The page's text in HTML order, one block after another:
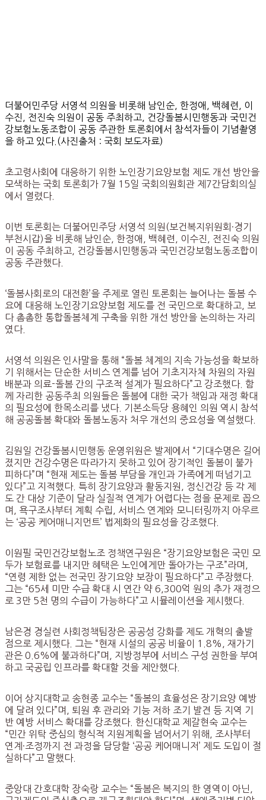
더불어민주당 서영석 의원을 비롯해 남인순, 한정애, 백혜련, 이
수진, 전진숙 의원이 공동 주최하고, 건강돌봄시민행동과 국민건
강보험노동조합이 공동 주관한 토론회에서 참석자들이 기념촬영
을 하고 있다.(사진출처 : 국회 보도자료)
초고령사회에 대응하기 위한 노인장기요양보험 제도 개선 방안을
모색하는 국회 토론회가 7월 15일 국회의원회관 제7간담회의실
에서 열렸다.
이번 토론회는 더불어민주당 서영석 의원(보건복지위원회·경기
부천시갑)을 비롯해 남인순, 한정애, 백혜련, 이수진, 전진숙 의원
이 공동 주최하고, 건강돌봄시민행동과 국민건강보험노동조합이
공동 주관했다.
‘돌봄사회로의 대전환’을 주제로 열린 토론회는 늘어나는 돌봄 수
요에 대응해 노인장기요양보험 제도를 전 국민으로 확대하고, 보
다 촘촘한 통합돌봄체계 구축을 위한 개선 방안을 논의하는 자리
였다.
서영석 의원은 인사말을 통해 “돌봄 체계의 지속 가능성을 확보하
기 위해서는 단순한 서비스 연계를 넘어 기초지자체 차원의 자원
배분과 의료-돌봄 간의 구조적 설계가 필요하다”고 강조했다. 함
께 자리한 공동주최 의원들은 돌봄에 대한 국가 책임과 재정 확대
의 필요성에 한목소리를 냈다. 기본소득당 용혜인 의원 역시 참석
해 공공돌봄 확대와 돌봄노동자 처우 개선의 중요성을 역설했다.
김원일 건강돌봄시민행동 운영위원은 발제에서 “기대수명은 길어
졌지만 건강수명은 따라가지 못하고 있어 장기적인 돌봄이 불가
피하다”며 “현재 제도는 돌봄 부담을 개인과 가족에게 떠넘기고
있다”고 지적했다. 특히 장기요양과 활동지원, 정신건강 등 각 제
도 간 대상 기준이 달라 실질적 연계가 어렵다는 점을 문제로 꼽으
며, 욕구조사부터 계획 수립, 서비스 연계와 모니터링까지 아우르
는 ‘공공 케어매니지먼트’ 법제화의 필요성을 강조했다.
이원필 국민건강보험노조 정책연구원은 “장기요양보험은 국민 모
두가 보험료를 내지만 혜택은 노인에게만 돌아가는 구조”라며,
“연령 제한 없는 전국민 장기요양 보장이 필요하다”고 주장했다.
그는 “65세 미만 수급 확대 시 연간 약 6,300억 원의 추가 재정으
로 3만 5천 명의 수급이 가능하다”고 시뮬레이션을 제시했다.
남은경 경실련 사회정책팀장은 공공성 강화를 제도 개혁의 출발
점으로 제시했다. 그는 “현재 시설의 공공 비율이 1.8%, 재가기
관은 0.6%에 불과하다”며, 지방정부에 서비스 구성 권한을 부여
하고 국공립 인프라를 확대할 것을 제안했다.
이어 상지대학교 송현종 교수는 “돌봄의 효율성은 장기요양 예방
에 달려 있다”며, 퇴원 후 관리와 기능 저하 조기 발견 등 지역 기
반 예방 서비스 확대를 강조했다. 한신대학교 제갈현숙 교수는
“민간 위탁 중심의 형식적 지원계획을 넘어서기 위해, 조사부터
연계·조정까지 전 과정을 담당할 ‘공공 케어매니저’ 제도 도입이 절
실하다”고 말했다.
중앙대 간호대학 장숙랑 교수는 “돌봄은 복지의 한 영역이 아닌,